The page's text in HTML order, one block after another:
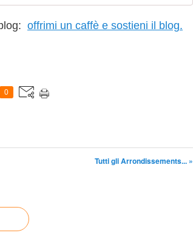
offrimi un caffè e sostieni il blog.
0
Tutti gli Arrondissements... »